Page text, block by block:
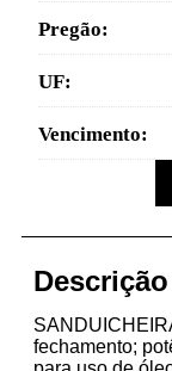
Pregão:
UF:
Vencimento:
Descrição
fechamento;